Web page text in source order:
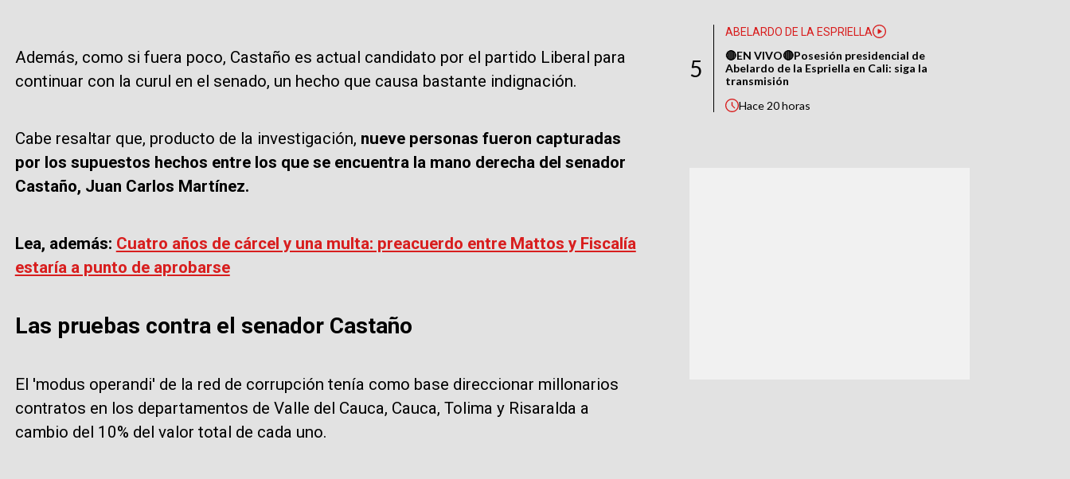
Además, como si fuera poco, Castaño es actual candidato por el partido Liberal para
continuar con la curul en el senado, un hecho que causa bastante indignación.
Cabe resaltar que, producto de la investigación, nueve personas fueron capturadas
por los supuestos hechos entre los que se encuentra la mano derecha del senador
Castaño, Juan Carlos Martínez.
Lea, además: Cuatro años de cárcel y una multa: preacuerdo entre Mattos y Fiscalía
estaría a punto de aprobarse
Las pruebas contra el senador Castaño
El 'modus operandi' de la red de corrupción tenía como base direccionar millonarios
contratos en los departamentos de Valle del Cauca, Cauca, Tolima y Risaralda a
cambio del 10% del valor total de cada uno.
5
ABELARDO DE LA ESPRIELLA
🔴EN VIVO🔴Posesión presidencial de
Abelardo de la Espriella en Cali: siga la
transmisión
Hace20 horas